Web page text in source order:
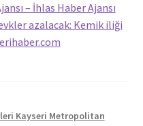
– İhlas Haber Ajansı
azalacak: Kemik iliği
Kayseri Metropolitan